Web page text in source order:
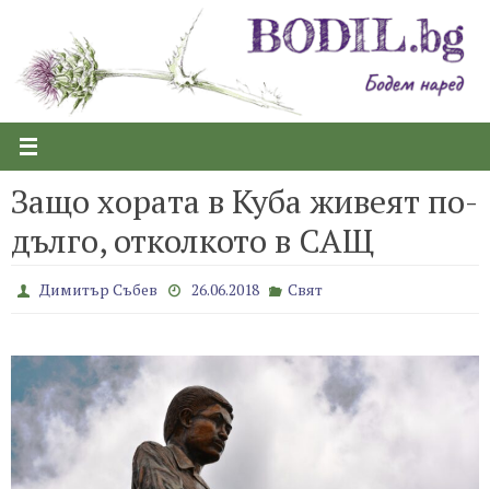
content
Защо хората в Куба живеят по-
дълго, отколкото в САЩ
Димитър Събев 26.06.2018 Свят